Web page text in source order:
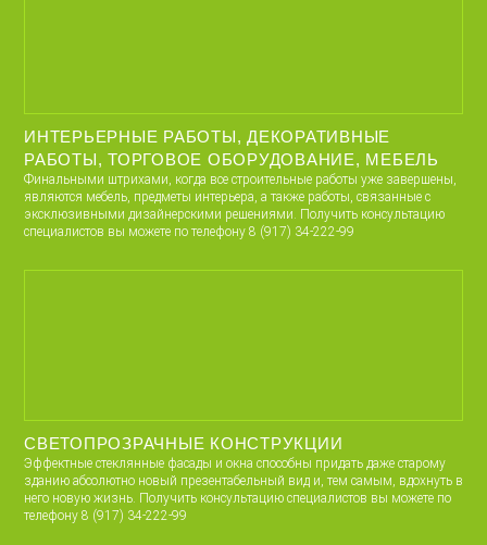
ИНТЕРЬЕРНЫЕ РАБОТЫ, ДЕКОРАТИВНЫЕ
РАБОТЫ, ТОРГОВОЕ ОБОРУДОВАНИЕ, МЕБЕЛЬ
Финальными штрихами, когда все строительные работы уже завершены,
являются мебель, предметы интерьера, а также работы, связанные с
эксклюзивными дизайнерскими решениями. Получить консультацию
специалистов вы можете по телефону 8 (917) 34-222-99
СВЕТОПРОЗРАЧНЫЕ КОНСТРУКЦИИ
Эффектные стеклянные фасады и окна способны придать даже старому
зданию абсолютно новый презентабельный вид и, тем самым, вдохнуть в
него новую жизнь. Получить консультацию специалистов вы можете по
телефону 8 (917) 34-222-99